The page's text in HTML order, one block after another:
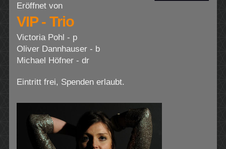
Eröffnet von
VIP - Trio
Victoria Pohl - p
Oliver Dannhauser - b
Michael Höfner - dr
Eintritt frei, Spenden erlaubt.